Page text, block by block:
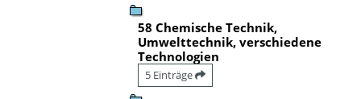
58 Chemische Technik,
Umwelttechnik, verschiedene
Technologien
5 Einträge